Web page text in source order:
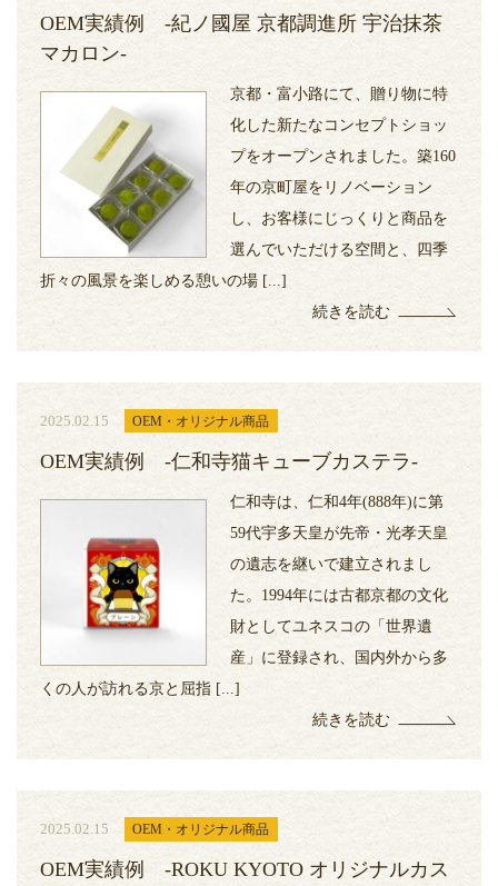
OEM実績例 -紀ノ國屋 京都調進所 宇治抹茶
マカロン-
京都・富小路にて、贈り物に特
化した新たなコンセプトショッ
プをオープンされました。築160
年の京町屋をリノベーション
し、お客様にじっくりと商品を
選んでいただける空間と、四季
折々の風景を楽しめる憩いの場 [...]
続きを読む
2025.02.15 OEM・オリジナル商品
OEM実績例 -仁和寺猫キューブカステラ-
仁和寺は、仁和4年(888年)に第
59代宇多天皇が先帝・光孝天皇
の遺志を継いで建立されまし
た。1994年には古都京都の文化
財としてユネスコの「世界遺
産」に登録され、国内外から多
くの人が訪れる京と屈指 [...]
続きを読む
2025.02.15 OEM・オリジナル商品
OEM実績例 -ROKU KYOTO オリジナルカス